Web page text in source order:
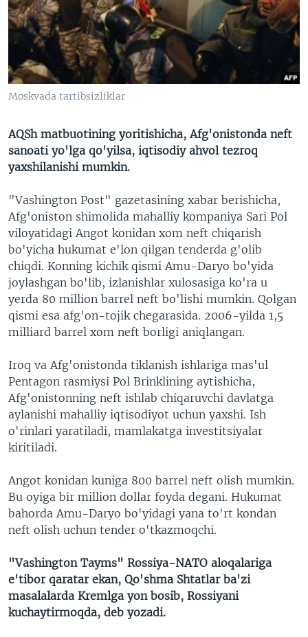
VIDEO
XABARLAR SURATLARDA
ODNOKLASSNIKI
TELEGRAM
TWITTER
SOUNDCLOUD
VOA
Moskvada tartibsizliklar
AQSh matbuotining yoritishicha, Afg'onistonda neft
sanoati yo'lga qo'yilsa, iqtisodiy ahvol tezroq
yaxshilanishi mumkin.
"Vashington Post" gazetasining xabar berishicha,
Afg'oniston shimolida mahalliy kompaniya Sari Pol
viloyatidagi Angot konidan xom neft chiqarish
bo'yicha hukumat e'lon qilgan tenderda g'olib
chiqdi. Konning kichik qismi Amu-Daryo bo'yida
joylashgan bo'lib, izlanishlar xulosasiga ko'ra u
yerda 80 million barrel neft bo'lishi mumkin. Qolgan
qismi esa afg'on-tojik chegarasida. 2006-yilda 1,5
milliard barrel xom neft borligi aniqlangan.
Iroq va Afg'onistonda tiklanish ishlariga mas'ul
Pentagon rasmiysi Pol Brinklining aytishicha,
Afg'onistonning neft ishlab chiqaruvchi davlatga
aylanishi mahalliy iqtisodiyot uchun yaxshi. Ish
o'rinlari yaratiladi, mamlakatga investitsiyalar
kiritiladi.
Angot konidan kuniga 800 barrel neft olish mumkin.
Bu oyiga bir million dollar foyda degani. Hukumat
bahorda Amu-Daryo bo'yidagi yana to'rt kondan
neft olish uchun tender o'tkazmoqchi.
"Vashington Tayms" Rossiya-NATO aloqalariga
e'tibor qaratar ekan, Qo'shma Shtatlar ba'zi
masalalarda Kremlga yon bosib, Rossiyani
kuchaytirmoqda, deb yozadi.